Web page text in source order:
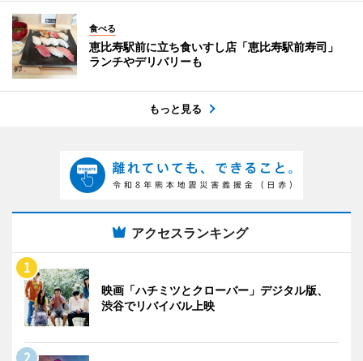
食べる
恵比寿駅前に立ち食いすし店「恵比寿駅前寿司」
ランチやデリバリーも
もっと見る
アクセスランキング
映画「ハチミツとクローバー」デジタル版、
渋谷でリバイバル上映